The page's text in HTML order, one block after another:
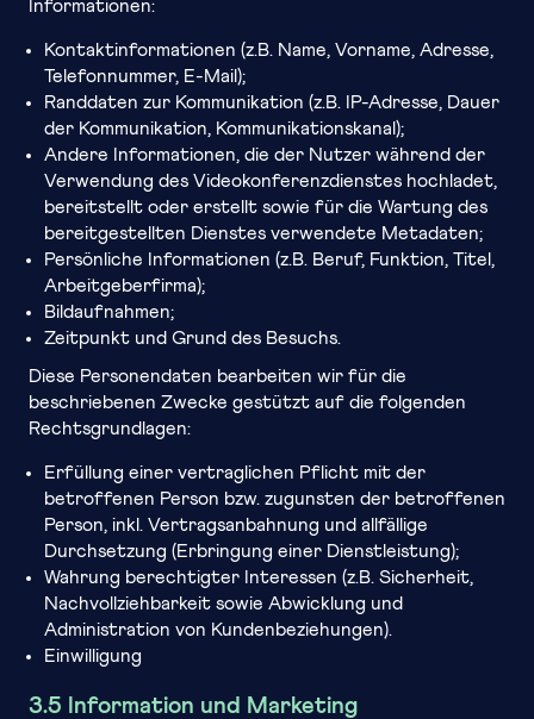
Informationen:
Kontaktinformationen (z.B. Name, Vorname, Adresse,
Telefonnummer, E-Mail);
Randdaten zur Kommunikation (z.B. IP-Adresse, Dauer
der Kommunikation, Kommunikationskanal);
Andere Informationen, die der Nutzer während der
Verwendung des Videokonferenzdienstes hochladet,
bereitstellt oder erstellt sowie für die Wartung des
bereitgestellten Dienstes verwendete Metadaten;
Persönliche Informationen (z.B. Beruf, Funktion, Titel,
Arbeitgeberfirma);
Bildaufnahmen;
Zeitpunkt und Grund des Besuchs.
Diese Personendaten bearbeiten wir für die
beschriebenen Zwecke gestützt auf die folgenden
Rechtsgrundlagen:
Erfüllung einer vertraglichen Pflicht mit der
betroffenen Person bzw. zugunsten der betroffenen
Person, inkl. Vertragsanbahnung und allfällige
Durchsetzung (Erbringung einer Dienstleistung);
Wahrung berechtigter Interessen (z.B. Sicherheit,
Nachvollziehbarkeit sowie Abwicklung und
Administration von Kundenbeziehungen).
Einwilligung
3.5 Information und Marketing